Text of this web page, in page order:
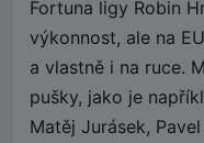
Fortuna ligy Robin
výkonnost, ale na
a vlastně i na ruce.
pušky, jako je
Matěj Jurásek,